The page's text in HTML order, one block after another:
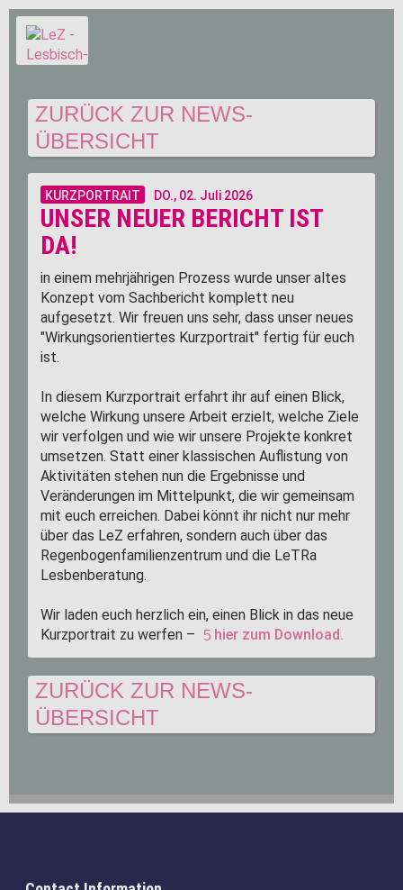
ZURÜCK ZUR NEWS-
ÜBERSICHT
KURZPORTRAIT DO., 02. Juli 2026
UNSER NEUER BERICHT IST
DA!
in einem mehrjährigen Prozess wurde unser altes
Konzept vom Sachbericht komplett neu
aufgesetzt. Wir freuen uns sehr, dass unser neues
"Wirkungsorientiertes Kurzportrait" fertig für euch
ist.
In diesem Kurzportrait erfahrt ihr auf einen Blick,
welche Wirkung unsere Arbeit erzielt, welche Ziele
wir verfolgen und wie wir unsere Projekte konkret
umsetzen. Statt einer klassischen Auflistung von
Aktivitäten stehen nun die Ergebnisse und
Veränderungen im Mittelpunkt, die wir gemeinsam
mit euch erreichen. Dabei könnt ihr nicht nur mehr
über das LeZ erfahren, sondern auch über das
Regenbogenfamilienzentrum und die LeTRa
Lesbenberatung.
Wir laden euch herzlich ein, einen Blick in das neue
Kurzportrait zu werfen –
hier zum Download.
ZURÜCK ZUR NEWS-
ÜBERSICHT